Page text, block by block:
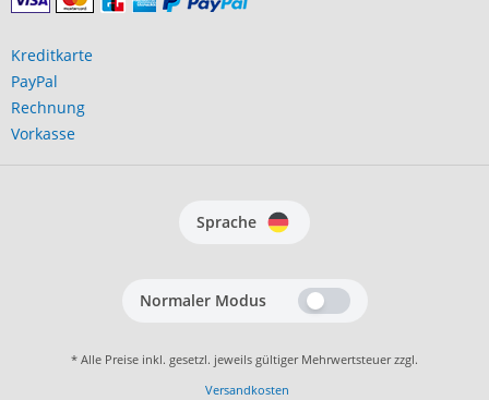
Kreditkarte
PayPal
Rechnung
Vorkasse
Sprache
Normaler Modus
* Alle Preise inkl. gesetzl. jeweils gültiger Mehrwertsteuer zzgl.
Versandkosten